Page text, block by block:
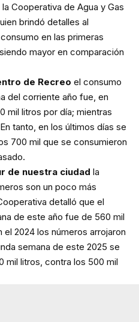
Cooperativa de Agua y Gas
brindó detalles al
en las primeras
mayor en comparación
de Recreo el consumo
del corriente año fue, en
mil litros por día; mientras
tanto, en los últimos días se
700 mil que se consumieron
de nuestra ciudad la
son un poco más
detalló que el
de este año fue de 560 mil
2024 los números arrojaron
semana de este 2025 se
mil litros, contra los 500 mil